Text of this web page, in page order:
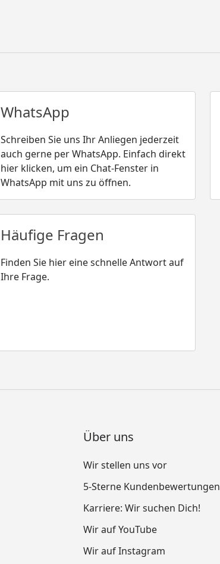
WhatsApp
Schreiben Sie uns Ihr Anliegen jederzeit
auch gerne per WhatsApp. Einfach direkt
hier klicken, um ein Chat-Fenster in
WhatsApp mit uns zu öffnen.
Häufige Fragen
Finden Sie hier eine schnelle Antwort auf
Ihre Frage.
Über uns
Wir stellen uns vor
5-Sterne Kundenbewertungen
Karriere: Wir suchen Dich!
Wir auf YouTube
Wir auf Instagram